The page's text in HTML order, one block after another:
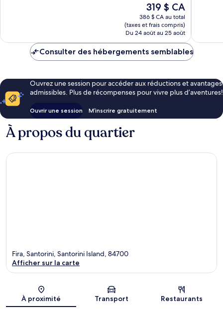
Le
prix
est
de
319 $ CA
319 $ CA
386 $ CA au total
(taxes et frais compris)
Du 24 août au 25 août
Consulter des hébergements semblables
Ouvrez une session pour accéder aux réductions et avantages
admissibles. Plus de récompenses pour vivre plus d’aventures!
Ouvrir une session M’inscrire gratuitement
À propos du quartier
Carte
Fira, Santorini, Santorini Island, 84700
Afficher sur la carte
À proximité Transport Restaurants